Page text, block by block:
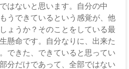
はないと思います。自分の中
うできているという感覚が、他
ょうか？そのことをしている最
懸命です。自分なりに、出来た
できた、できていると思ってい
分だけであって、全部ではない